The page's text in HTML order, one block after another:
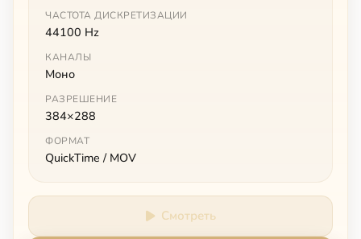
ЧАСТОТА ДИСКРЕТИЗАЦИИ
44100 Hz
КАНАЛЫ
Моно
РАЗРЕШЕНИЕ
384×288
ФОРМАТ
QuickTime / MOV
Смотреть